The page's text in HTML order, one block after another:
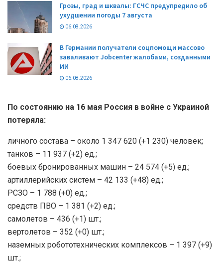
Грозы, град и шквалы: ГСЧС предупредило об
ухудшении погоды 7 августа
06.08.2026
В Германии получатели соцпомощи массово
заваливают Jobcenter жалобами, созданными
ИИ
06.08.2026
По состоянию на 16 мая Россия в войне с Украиной
потеряла:
личного состава – около 1 347 620 (+1 230) человек;
танков – 11 937 (+2) ед.;
боевых бронированных машин – 24 574 (+5) ед.;
артиллерийских систем – 42 133 (+48) ед.;
РСЗО – 1 788 (+0) ед.;
средств ПВО – 1 381 (+2) ед.;
самолетов – 436 (+1) шт.;
вертолетов – 352 (+0) шт.;
наземных робототехнических комплексов – 1 397 (+9)
шт.;